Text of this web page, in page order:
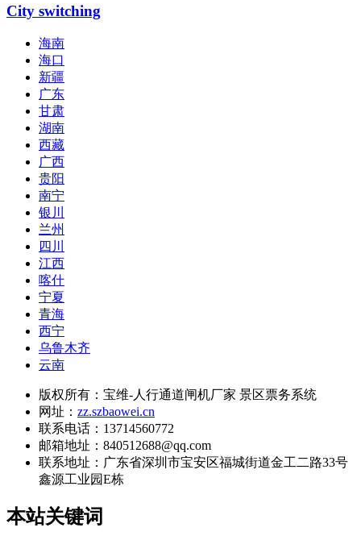
City switching
海南
海口
新疆
广东
甘肃
湖南
西藏
广西
贵阳
南宁
银川
兰州
四川
江西
喀什
宁夏
青海
西宁
乌鲁木齐
云南
版权所有：宝维-人行通道闸机厂家 景区票务系统
网址： zz.szbaowei.cn
联系电话：13714560772
邮箱地址：840512688@qq.com
联系地址： 广东省深圳市宝安区福城街道金工二路33号
鑫源工业园E栋
本站关键词